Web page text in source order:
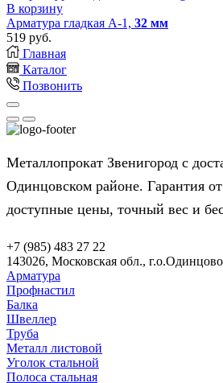
В корзину
Арматура гладкая А-1, 32 мм
519 руб.
Главная
Каталог
Позвонить
Металлопрокат Звенигород с
Одинцовском районе. Гарантия
доступные цены, точный вес и
+7 (985) 483 27 22
143026, Московская обл.,
Арматура
Профнастил
Балка
Швеллер
Труба
Металл листовой
Уголок стальной
Полоса стальная